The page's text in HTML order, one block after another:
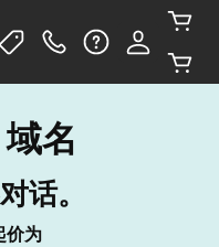
名
话。
价为